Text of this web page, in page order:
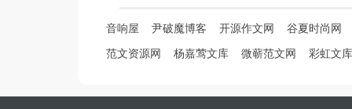
音响屋 尹破魔博客 开源作文网 谷夏时尚网
范文资源网 杨嘉莺文库 微蕲范文网 彩虹文